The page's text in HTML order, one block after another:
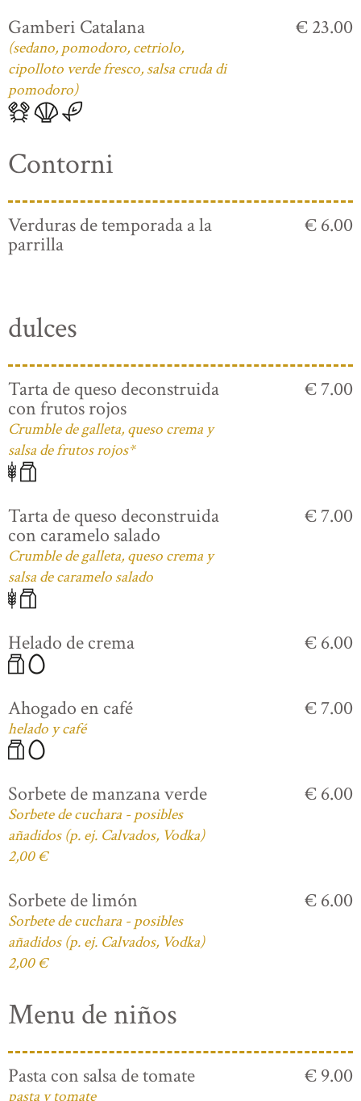
Gamberi Catalana
(sedano, pomodoro, cetriolo,
cipolloto verde fresco, salsa cruda di
pomodoro)
€ 23.00
Contorni
Verduras de temporada a la
parrilla
€ 6.00
dulces
Tarta de queso deconstruida
con frutos rojos
Crumble de galleta, queso crema y
salsa de frutos rojos*
€ 7.00
Tarta de queso deconstruida
con caramelo salado
Crumble de galleta, queso crema y
salsa de caramelo salado
€ 7.00
Helado de crema € 6.00
Ahogado en café
helado y café
€ 7.00
Sorbete de manzana verde
Sorbete de cuchara - posibles
añadidos (p. ej. Calvados, Vodka)
2,00 €
€ 6.00
Sorbete de limón
Sorbete de cuchara - posibles
añadidos (p. ej. Calvados, Vodka)
2,00 €
€ 6.00
Menu de niños
Pasta con salsa de tomate
pasta y tomate
€ 9.00